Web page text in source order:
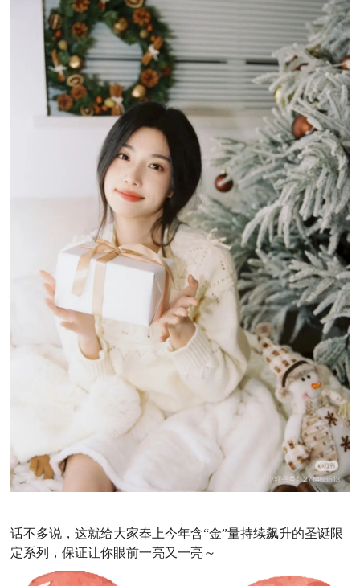
话不多说，这就给大家奉上今年含“金”量持续飙升的圣诞限
定系列，保证让你眼前一亮又一亮～